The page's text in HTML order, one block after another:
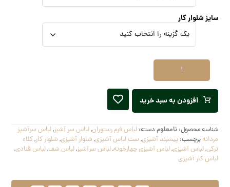
سایز شلوار کار
افزودن به سبد خرید
شناسه محصول:نامعلوم دسته:لباس فرم رستوران,لباس سر آشپز,لباس سرآشپز
مردانهبرچسب:پیشبند آشپزی, ست لباس آشپزی, شلوار آشپزی, شلوار کار,کلاه
ترکی,لباس آشپزی,لباس آشپزی چهارخونه,لباس سرآشپز,لباس شف,لباس قنادی,
لباس کار آشپزی